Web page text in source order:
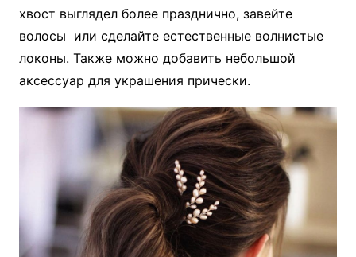
хвост выглядел более празднично, завейте
волосы или сделайте естественные волнистые
локоны. Также можно добавить небольшой
аксессуар для украшения прически.